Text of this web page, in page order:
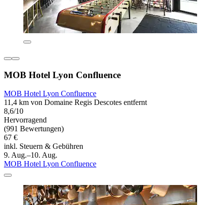
MOB Hotel Lyon Confluence
MOB Hotel Lyon Confluence
11,4 km von Domaine Regis Descotes entfernt
8,6/10
Hervorragend
(991 Bewertungen)
67 €
inkl. Steuern & Gebühren
9. Aug.–10. Aug.
MOB Hotel Lyon Confluence